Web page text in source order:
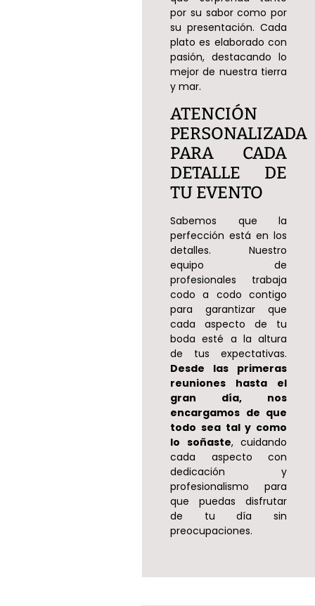
por su sabor como por
su presentación. Cada
plato es elaborado con
pasión, destacando lo
mejor de nuestra tierra
y mar.
ATENCIÓN
PERSONALIZADA
PARA CADA
DETALLE DE
TU EVENTO
Sabemos que la
perfección está en los
detalles. Nuestro
equipo de
profesionales trabaja
codo a codo contigo
para garantizar que
cada aspecto de tu
boda esté a la altura
de tus expectativas.
Desde las primeras
reuniones hasta el
gran día, nos
encargamos de que
todo sea tal y como
lo soñaste, cuidando
cada aspecto con
dedicación y
profesionalismo para
que puedas disfrutar
de tu día sin
preocupaciones.